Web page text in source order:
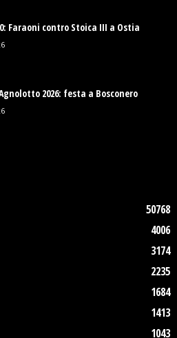
Faraoni contro Stoica III a Ostia
2026: festa a Bosconero
50768
4006
3174
2235
1684
1413
1043